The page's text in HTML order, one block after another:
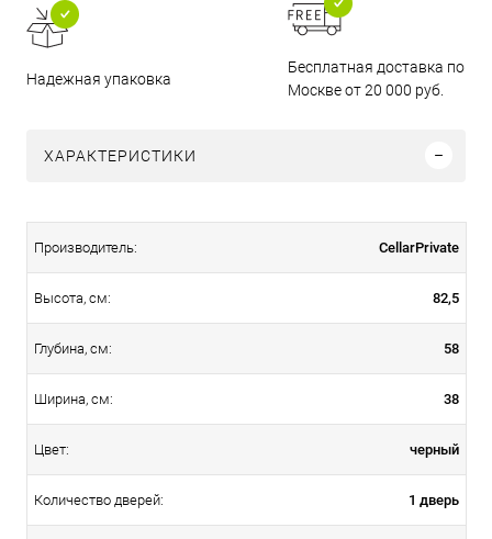
Надежная упаковка
Бесплатная доставка по
Москве от 20 000 руб.
ХАРАКТЕРИСТИКИ
Производитель: CellarPrivate
Высота, см: 82,5
Глубина, см: 58
Ширина, см: 38
Цвет: черный
Количество дверей: 1 дверь